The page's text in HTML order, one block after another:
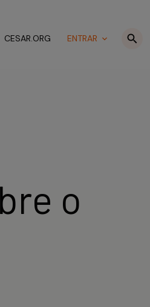
CESAR.ORG ENTRAR
o